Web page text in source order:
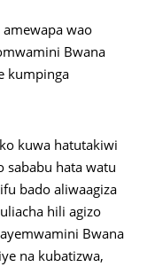
wao
Bwana
kumpinga
kuwa hatutakiwi
sababu hata watu
bado aliwaagiza
hili agizo
Bwana
na kubatizwa,